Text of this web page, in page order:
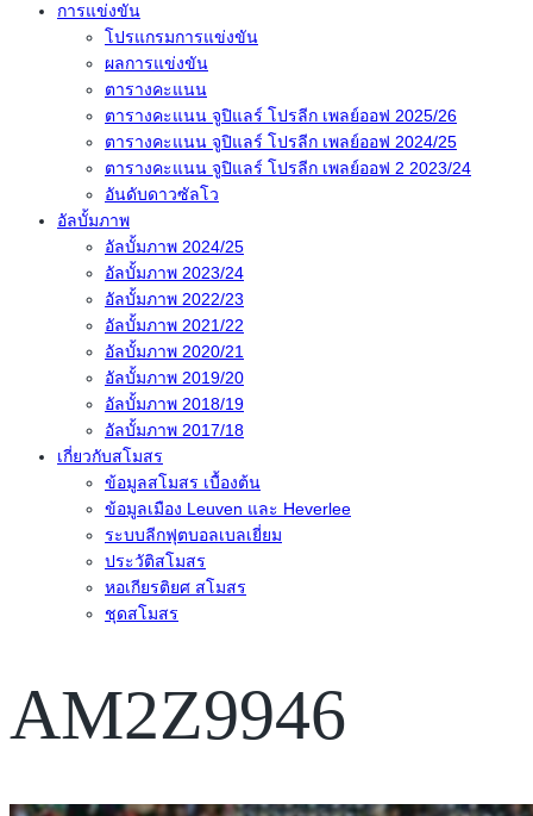
การแข่งขัน
โปรแกรมการแข่งขัน
ผลการแข่งขัน
ตารางคะแนน
ตารางคะแนน จูปิแลร์ โปรลีก เพลย์ออฟ 2025/26
ตารางคะแนน จูปิแลร์ โปรลีก เพลย์ออฟ 2024/25
ตารางคะแนน จูปิแลร์ โปรลีก เพลย์ออฟ 2 2023/24
อันดับดาวซัลโว
อัลบั้มภาพ
อัลบั้มภาพ 2024/25
อัลบั้มภาพ 2023/24
อัลบั้มภาพ 2022/23
อัลบั้มภาพ 2021/22
อัลบั้มภาพ 2020/21
อัลบั้มภาพ 2019/20
อัลบั้มภาพ 2018/19
อัลบั้มภาพ 2017/18
เกี่ยวกับสโมสร
ข้อมูลสโมสร เบื้องต้น
ข้อมูลเมือง Leuven และ Heverlee
ระบบลีกฟุตบอลเบลเยี่ยม
ประวัติสโมสร
หอเกียรติยศ สโมสร
ชุดสโมสร
AM2Z9946